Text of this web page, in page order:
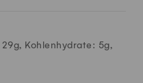
29g, Kohlenhydrate: 5g,